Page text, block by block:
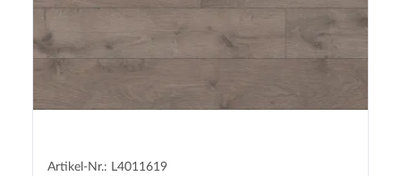
Artikel-Nr.: L4011619